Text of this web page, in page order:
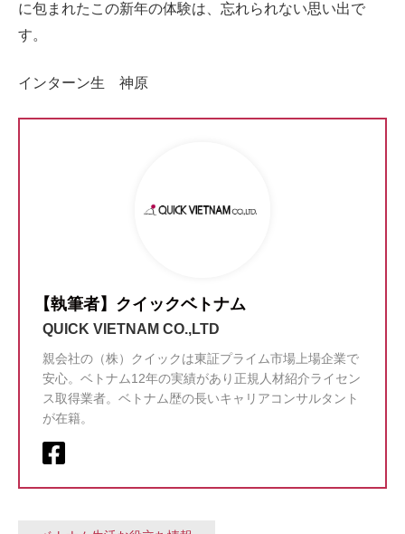
に包まれたこの新年の体験は、忘れられない思い出で
す。
インターン生 神原
【執筆者】クイックベトナム
QUICK VIETNAM CO.,LTD
親会社の（株）クイックは東証プライム市場上場企業で
安心。ベトナム12年の実績があり正規人材紹介ライセン
ス取得業者。ベトナム歴の長いキャリアコンサルタント
が在籍。